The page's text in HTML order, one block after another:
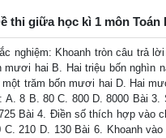
thi giữa học kì 1 môn Toán
nghiệm: Khoanh tròn câu trả
mươi hai B. Hai triệu bốn nghìn
trăm bốn mươi hai D. Hai
A. 8 B. 80 C. 800 D. 8000 Bài
Bài 4. Điền số thích hợp vào
C. 210 D. 130 Bài 6. Khoanh